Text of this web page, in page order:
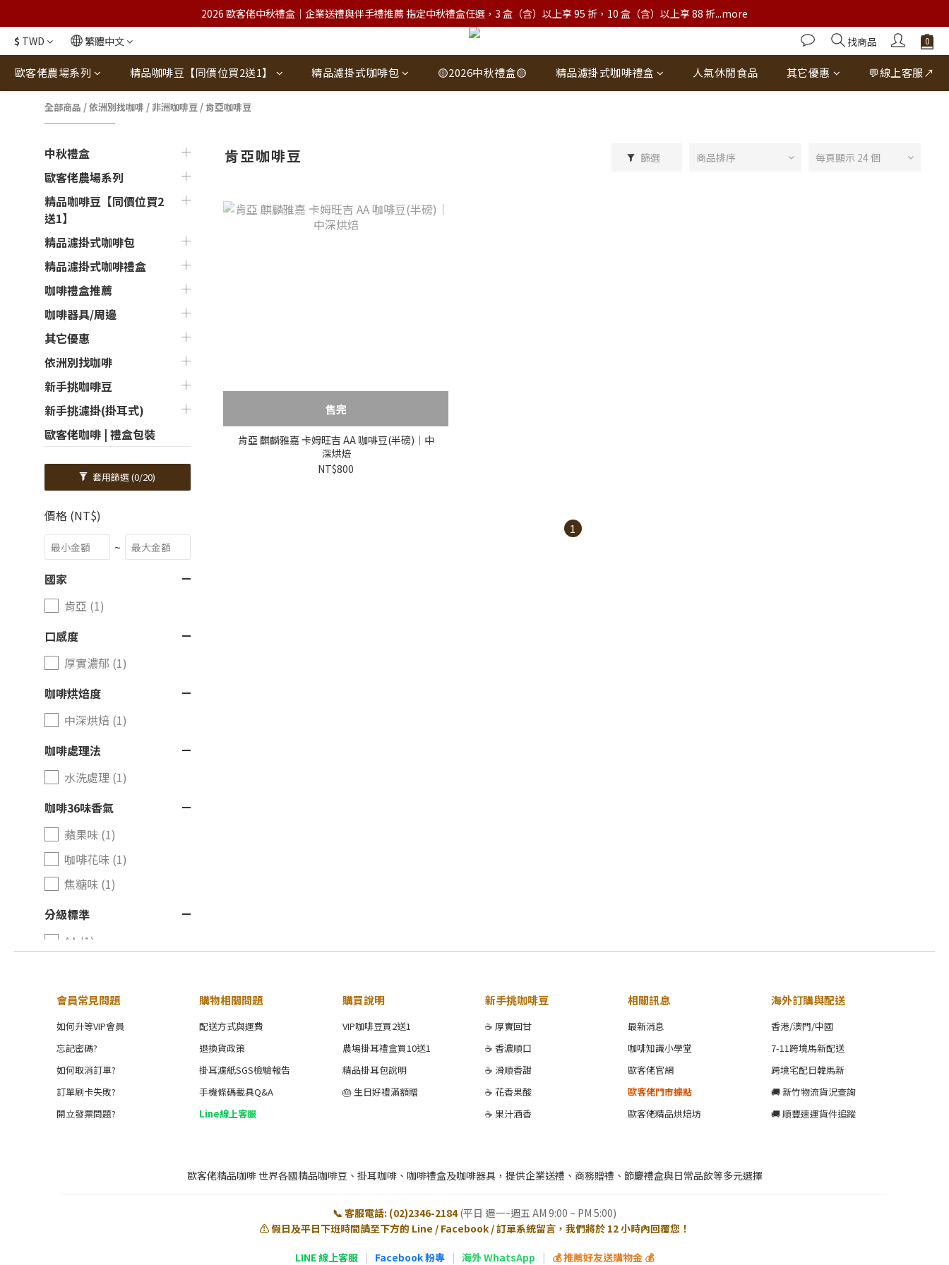
2026 歐客佬中秋禮盒｜企業送禮與伴手禮推薦 指定中秋禮盒任選，3 盒（含）以上享 95 折，10 盒（含）以上享 88 折...more
$ TWD 繁體中文 找商品
歐客佬農場系列 精品咖啡豆【同價位買2送1】 精品濾掛式咖啡包 🟡2026中秋禮盒🟡 精品濾掛式咖啡禮盒 人氣休閒食品 其它優惠 💬線上客服↗
全部商品 /依洲別找咖啡 /非洲咖啡豆 /肯亞咖啡豆
中秋禮盒
歐客佬農場系列
精品咖啡豆【同價位買2
送1】
精品濾掛式咖啡包
精品濾掛式咖啡禮盒
咖啡禮盒推薦
咖啡器具/周邊
其它優惠
依洲別找咖啡
新手挑咖啡豆
新手挑濾掛(掛耳式)
歐客佬咖啡 | 禮盒包裝
套用篩選(0/20)
價格 (NT$)
~
國家
肯亞 (1)
口感度
厚實濃郁 (1)
咖啡烘焙度
中深烘焙 (1)
咖啡處理法
水洗處理 (1)
咖啡36味香氣
蘋果味 (1)
咖啡花味 (1)
焦糖味 (1)
分級標準
AA (1)
肯亞咖啡豆 篩選 商品排序 每頁顯示 24 個
售完
肯亞 麒麟雅嘉 卡姆旺吉 AA 咖啡豆(半磅)｜中
深烘焙
NT$800
1
會員常見問題
如何升等VIP會員
忘記密碼?
如何取消訂單?
訂單刷卡失敗?
開立發票問題?
購物相關問題
配送方式與運費
退換貨政策
掛耳濾紙SGS檢驗報告
手機條碼載具Q&A
Line線上客服
購買說明
VIP咖啡豆買2送1
農場掛耳禮盒買10送1
精品掛耳包說明
🎂 生日好禮滿額贈
新手挑咖啡豆
☕ 厚實回甘
☕ 香濃順口
☕ 滑順香甜
☕ 花香果酸
☕ 果汁酒香
相關訊息
最新消息
咖啡知識小學堂
歐客佬官網
歐客佬門市據點
歐客佬精品烘焙坊
海外訂購與配送
香港/澳門/中國
7-11跨境馬新配送
跨境宅配日韓馬新
🚚 新竹物流貨況查詢
🚚 順豐速運貨件追蹤
歐客佬精品咖啡 世界各國精品咖啡豆、掛耳咖啡、咖啡禮盒及咖啡器具，提供企業送禮、商務贈禮、節慶禮盒與日常品飲等多元選擇
📞 客服電話: (02)2346-2184 (平日 週一~週五 AM 9:00 ~ PM 5:00)
⚠️ 假日及平日下班時間請至下方的 Line / Facebook / 訂單系統留言，我們將於 12 小時內回覆您！
LINE 線上客服 | Facebook 粉專 | 海外 WhatsApp | 💰 推薦好友送購物金 💰